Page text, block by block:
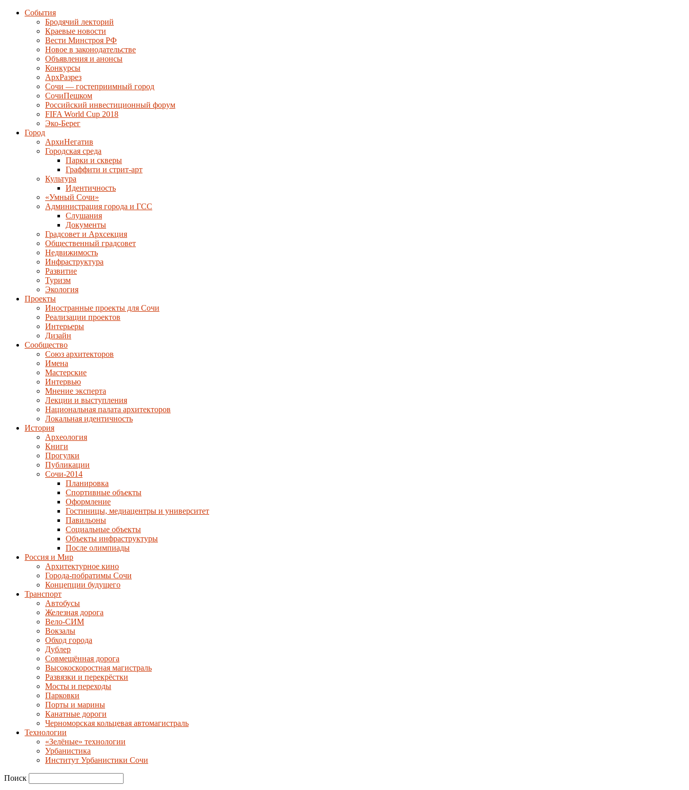
События
Бродячий лекторий
Краевые новости
Вести Минстроя РФ
Новое в законодательстве
Объявления и анонсы
Конкурсы
АрхРазрез
Сочи — гостеприимный город
СочиПешком
Российский инвестиционный форум
FIFA World Cup 2018
Эко-Берег
Город
АрхиНегатив
Городская среда
Парки и скверы
Граффити и стрит-арт
Культура
Идентичность
«Умный Сочи»
Администрация города и ГСС
Слушания
Документы
Градсовет и Архсекция
Общественный градсовет
Недвижимость
Инфраструктура
Развитие
Туризм
Экология
Проекты
Иностранные проекты для Сочи
Реализации проектов
Интерьеры
Дизайн
Сообщество
Союз архитекторов
Имена
Мастерские
Интервью
Мнение эксперта
Лекции и выступления
Национальная палата архитекторов
Локальная идентичность
История
Археология
Книги
Прогулки
Публикации
Сочи-2014
Планировка
Спортивные объекты
Оформление
Гостиницы, медиацентры и университет
Павильоны
Социальные объекты
Объекты инфраструктуры
После олимпиады
Россия и Мир
Архитектурное кино
Города-побратимы Сочи
Концепции будущего
Транспорт
Автобусы
Железная дорога
Вело-СИМ
Вокзалы
Обход города
Дублер
Совмещённая дорога
Высокоскоростная магистраль
Развязки и перекрёстки
Мосты и переходы
Парковки
Порты и марины
Канатные дороги
Черноморская кольцевая автомагистраль
Технологии
«Зелёные» технологии
Урбанистика
Институт Урбанистики Сочи
Поиск